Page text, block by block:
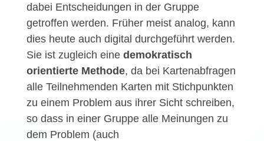
dabei Entscheidungen in der Gruppe
getroffen werden. Früher meist analog, kann
dies heute auch digital durchgeführt werden.
Sie ist zugleich eine demokratisch
orientierte Methode, da bei Kartenabfragen
alle Teilnehmenden Karten mit Stichpunkten
zu einem Problem aus ihrer Sicht schreiben,
so dass in einer Gruppe alle Meinungen zu
dem Problem (auch